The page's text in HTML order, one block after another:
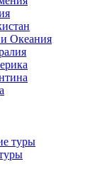
Океания
туры